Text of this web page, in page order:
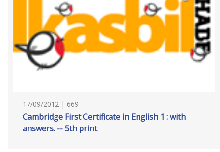
17/09/2012 | 669
Cambridge First Certificate in English 1 : with
answers. -- 5th print